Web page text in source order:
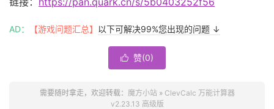
AD： 【游戏问题汇总】 以下可解决99%您出现的问题 ↓
 赞(0)
需要随时拿走，欢迎转载： 魔方小站» ClevCalc 万能计算器
v2.23.13 高级版